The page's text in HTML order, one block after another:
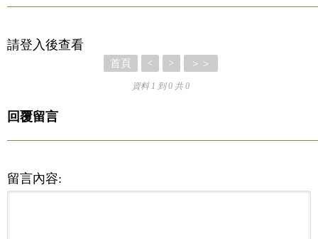
請登入後查看
首頁 < > ＞＞
資料 1 到 0 共 0
回覆留言
留言內容: